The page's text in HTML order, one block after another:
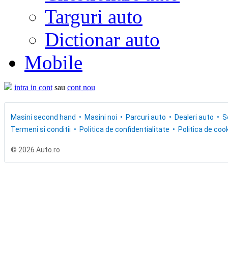
Targuri auto
Dictionar auto
Mobile
intra in cont sau cont nou
Masini second hand Masini noi Parcuri auto Dealeri auto
Termeni si conditii
Politica de confidentialitate Politica de
© 2026 Auto.ro